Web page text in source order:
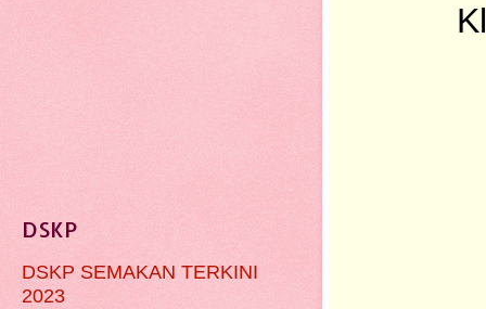
DSKP
DSKP SEMAKAN TERKINI
2023